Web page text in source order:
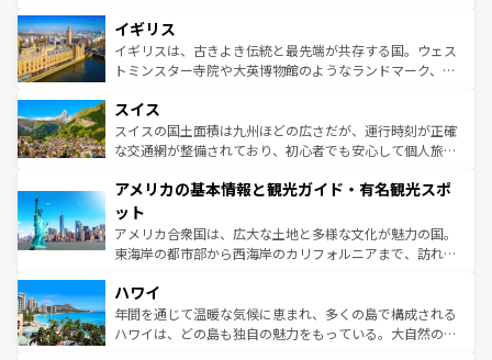
香り高いラベンダー畑など、多彩な楽しみ方が可能だ。さ
らに、パリ以外の地域にも魅力が溢れており、どの街角に
も豊かな歴史と文化が息づいている。パリ以外の個性あふ
を参照してほしい。
顔を持つこの国は、どこを歩いても飽きることがない。ベ
ルリンの文化的活気、バイエルン州のアルプスの絶景、そ
してライン川沿いのワイン畑といった風景は必見。ビール
は、お酒好きな人にはぜひ体験してほしい。 なお、新着の
ドイツ情報はコンテンツ一覧を参照してほしい。
イギリス
イギリスは、古きよき伝統と最先端が共存する国。ウェス
トミンスター寺院や大英博物館のようなランドマーク、歴
リアごとに異なる魅力がある。また、優雅なアフタヌーン
ティー、ビール好きにはたまらない英国パブ、サッカー観
戦など、本場だからこそできる体験も豊富。イギリスを旅
ンツ一覧を参照してほしい。
スイス
スイスの国土面積は九州ほどの広さだが、運行時刻が正確
な交通網が整備されており、初心者でも安心して個人旅行
の建物がそのまま残る町や、スイスならではのユニークな
博物館もあり、アルプス観光だけでなく町歩きも満喫する
ことができる。国民の所得が高いため物価も高いが、旅行
者向けの交通パス提供のサービスもあり、うまく活用すれ
着のスイス情報は
アメリカの基本情報と観光ガイド・有名観光スポ
ット
アメリカ合衆国は、広大な土地と多様な文化が魅力の国。
東海岸の都市部から西海岸のカリフォルニアまで、訪れる
のような巨大都市は、観光、ショッピング、エンターテイ
ンメントが詰まった刺激的なスポットだ。一方、アメリカ
西部には大自然が広がり、グランドキャニオンやイエロー
ハワイ
年間を通じて温暖な気候に恵まれ、多くの島で構成される
ハワイは、どの島も独自の魅力をもっている。大自然の神